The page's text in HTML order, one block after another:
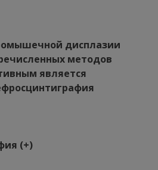
дисплазии
методов
является
(+)